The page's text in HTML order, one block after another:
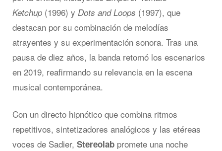
Ketchup (1996) y Dots and Loops (1997), que
destacan por su combinación de melodías
atrayentes y su experimentación sonora. Tras una
pausa de diez años, la banda retomó los escenarios
en 2019, reafirmando su relevancia en la escena
musical contemporánea.
Con un directo hipnótico que combina ritmos
repetitivos, sintetizadores analógicos y las etéreas
voces de Sadier, Stereolab promete una noche